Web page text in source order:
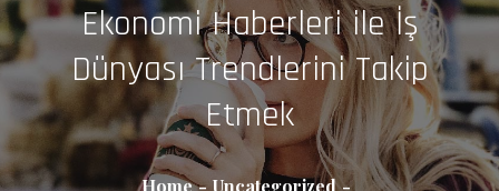
Ekonomi Haberleri ile İş
Dünyası Trendlerini Takip
Etmek
Home
Uncategorized